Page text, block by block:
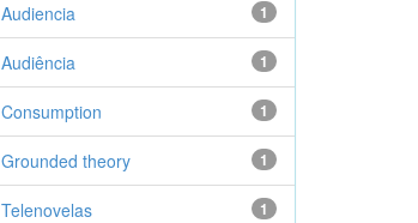
1
Audiencia
1
Audiência
1
Consumption
1
Grounded theory
1
Telenovelas